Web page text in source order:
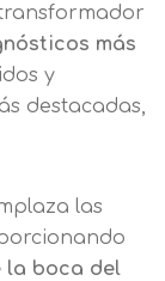
más
y
destacadas,
las
la boca del
las
de
las
el
web.
en